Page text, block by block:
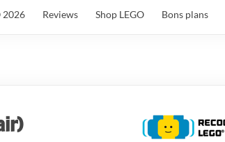
2026 Reviews Shop LEGO Bons plans